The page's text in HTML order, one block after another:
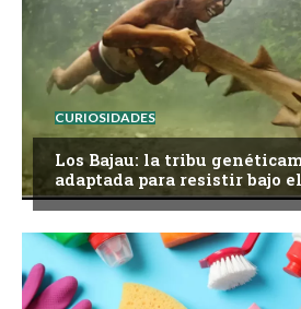
CURIOSIDADES
Los Bajau: la tribu
adaptada para resistir bajo